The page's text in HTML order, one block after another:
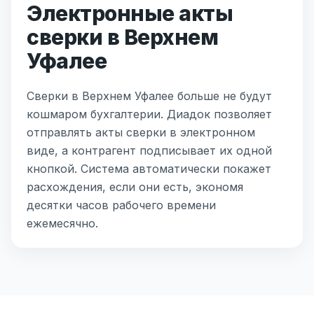
Электронные акты
сверки в Верхнем
Уфалее
Сверки в Верхнем Уфалее больше не будут
кошмаром бухгалтерии. Диадок позволяет
отправлять акты сверки в электронном
виде, а контрагент подписывает их одной
кнопкой. Система автоматически покажет
расхождения, если они есть, экономя
десятки часов рабочего времени
ежемесячно.